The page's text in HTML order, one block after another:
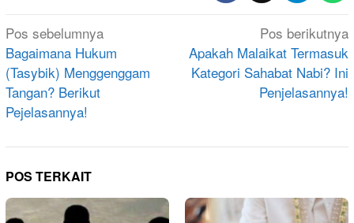
Navigasi
pos
Pos sebelumnya
Bagaimana Hukum
(Tasybik) Menggenggam
Tangan? Berikut
Pejelasannya!
Pos berikutnya
Apakah Malaikat Termasuk
Kategori Sahabat Nabi? Ini
Penjelasannya!
POS TERKAIT